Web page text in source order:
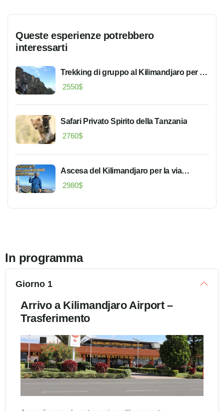
Queste esperienze potrebbero
interessarti
Trekking di gruppo al Kilimandjaro per la
via Machame
2550$
Safari Privato Spirito della Tanzania
2760$
Ascesa del Kilimandjaro per la via
Machame
2980$
In programma
Giorno 1
Arrivo a Kilimandjaro Airport –
Trasferimento